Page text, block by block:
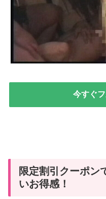
今すぐ
限定割引クーポン
いお得感！